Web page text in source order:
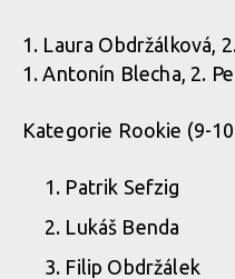
1. Laura Obdržálková,
1. Antonín Blecha, 2.
Kategorie Rookie (9-
Patrik Sefzig
Lukáš Benda
Filip Obdržálek